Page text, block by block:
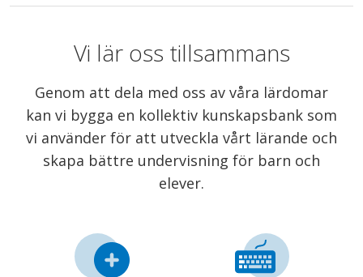
Vi lär oss tillsammans
Genom att dela med oss av våra lärdomar
kan vi bygga en kollektiv kunskapsbank som
vi använder för att utveckla vårt lärande och
skapa bättre undervisning för barn och
elever.